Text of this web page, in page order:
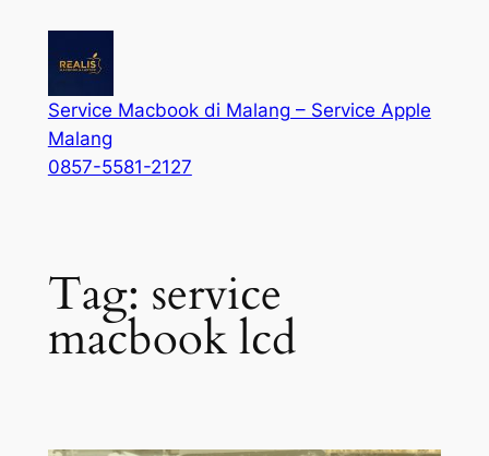
Service Macbook di Malang – Service Apple
Malang
0857-5581-2127
Tag: service
macbook lcd